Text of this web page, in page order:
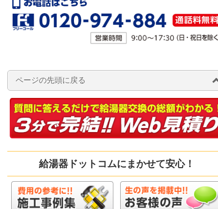
ページの先頭に戻る
給湯器ドットコムにまかせて安心！